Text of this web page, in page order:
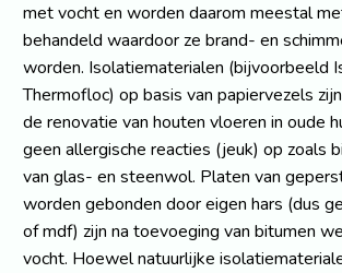
met vocht en worden daarom meestal
behandeld waardoor ze brand- en
worden. Isolatiematerialen (bijvoorbeeld
Thermofloc) op basis van papiervezels
de renovatie van houten vloeren in oude
geen allergische reacties (jeuk) op zoals
van glas- en steenwol. Platen van
worden gebonden door eigen hars (dus
of mdf) zijn na toevoeging van bitumen
vocht. Hoewel natuurlijke